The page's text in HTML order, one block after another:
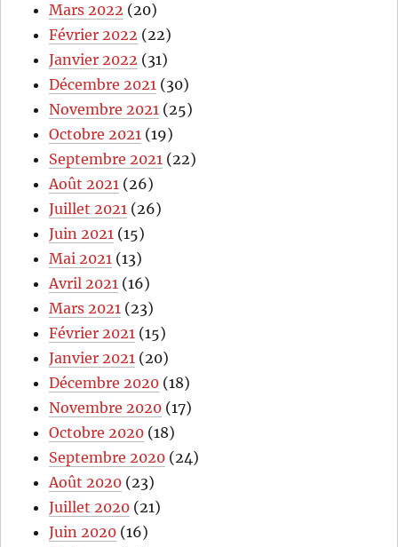
Mars 2022 (20)
Février 2022 (22)
Janvier 2022 (31)
Décembre 2021 (30)
Novembre 2021 (25)
Octobre 2021 (19)
Septembre 2021 (22)
Août 2021 (26)
Juillet 2021 (26)
Juin 2021 (15)
Mai 2021 (13)
Avril 2021 (16)
Mars 2021 (23)
Février 2021 (15)
Janvier 2021 (20)
Décembre 2020 (18)
Novembre 2020 (17)
Octobre 2020 (18)
Septembre 2020 (24)
Août 2020 (23)
Juillet 2020 (21)
Juin 2020 (16)